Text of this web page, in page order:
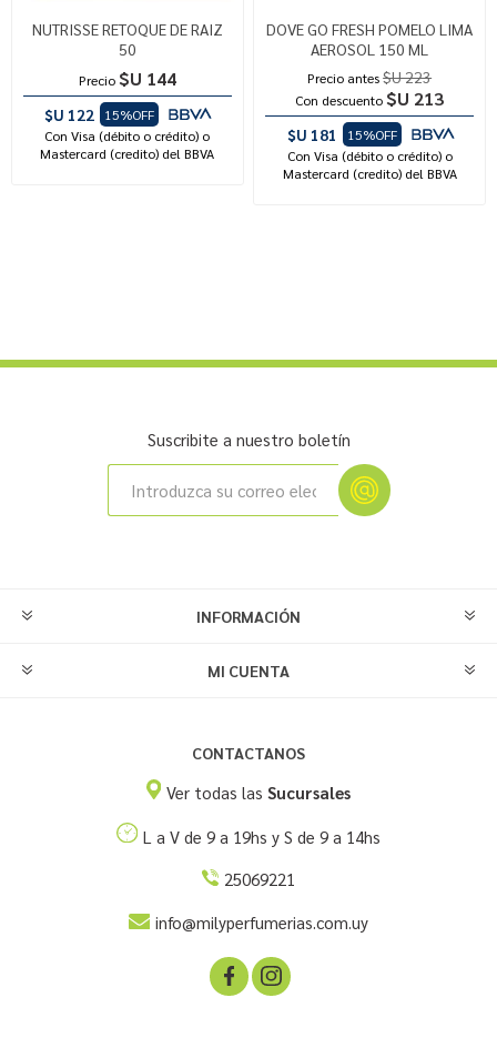
NUTRISSE RETOQUE DE RAIZ
50
Precio $U 144
$U 122
15%OFF
Con Visa (débito o crédito) o
Mastercard (credito) del BBVA
DOVE GO FRESH POMELO LIMA
AEROSOL 150 ML
Precio antes$U 223
Con descuento $U 213
$U 181
15%OFF
Con Visa (débito o crédito) o
Mastercard (credito) del BBVA
Suscribite a nuestro boletín
INFORMACIÓN
MI CUENTA
CONTACTANOS
Ver todas las Sucursales
L a V de 9 a 19hs y S de 9 a 14hs
25069221
info@milyperfumerias.com.uy